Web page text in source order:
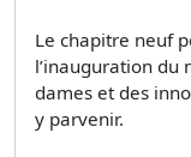
Le chapitre neuf
l’inauguration du
dames et des
y parvenir.